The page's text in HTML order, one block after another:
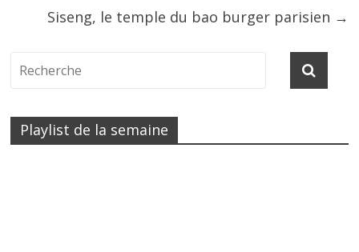
Siseng, le temple du bao burger parisien →
Playlist de la semaine